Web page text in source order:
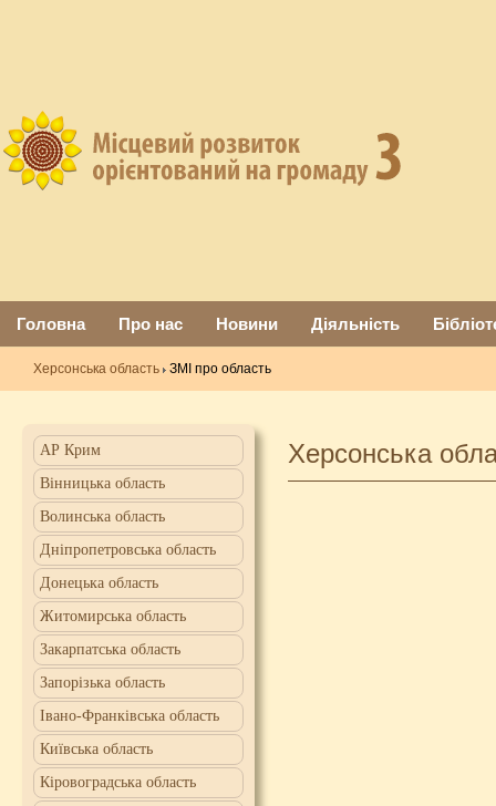
Головна Про нас Новини Діяльність
Херсонська область ЗМІ про область
АР Крим
Вінницька область
Волинська область
Дніпропетровська область
Донецька область
Житомирська область
Закарпатська область
Запорізька область
Івано-Франківська область
Київська область
Кіровоградська область
Херсонська